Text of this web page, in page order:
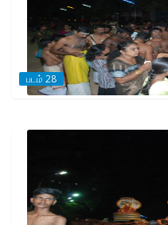
படம் 28